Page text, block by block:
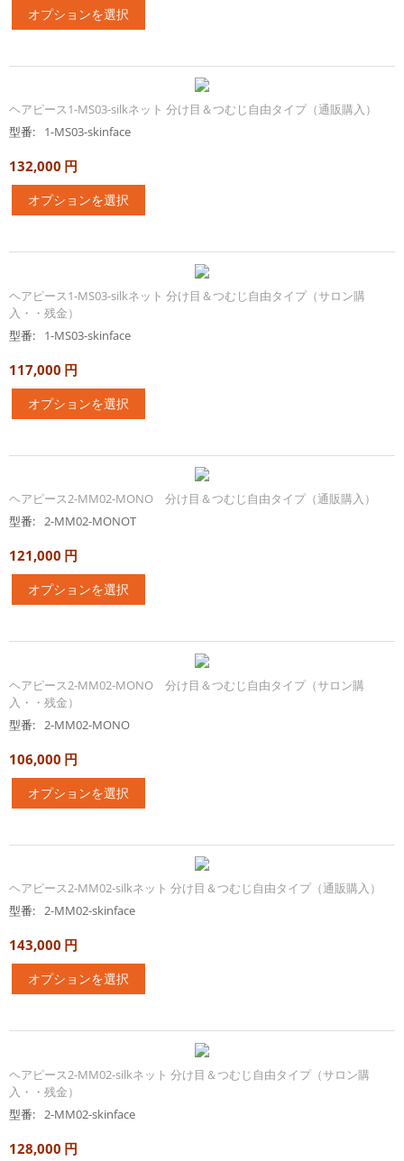
オプションを選択
ヘアピース1-MS03-silkネット 分け目＆つむじ自由タイプ（通販購入）
型番:
1-MS03-skinface
132,000 円
オプションを選択
ヘアピース1-MS03-silkネット 分け目＆つむじ自由タイプ（サロン購
入・・残金）
型番:
1-MS03-skinface
117,000 円
オプションを選択
ヘアピース2-MM02-MONO 分け目＆つむじ自由タイプ（通販購入）
型番: 2-MM02-MONOT
121,000 円
オプションを選択
ヘアピース2-MM02-MONO 分け目＆つむじ自由タイプ（サロン購
入・・残金）
型番:
2-MM02-MONO
106,000 円
オプションを選択
ヘアピース2-MM02-silkネット 分け目＆つむじ自由タイプ（通販購入）
型番: 2-MM02-skinface
143,000 円
オプションを選択
ヘアピース2-MM02-silkネット 分け目＆つむじ自由タイプ（サロン購
入・・残金）
型番: 2-MM02-skinface
128,000 円